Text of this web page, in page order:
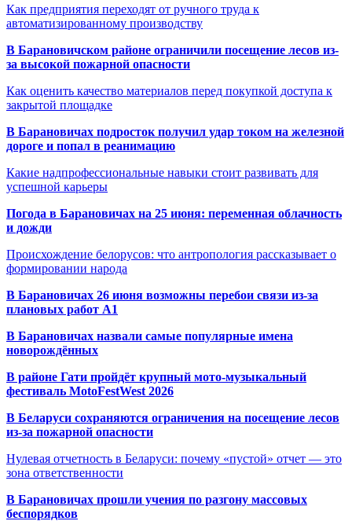
Как предприятия переходят от ручного труда к
автоматизированному производству
В Барановичском районе ограничили посещение лесов из-
за высокой пожарной опасности
Как оценить качество материалов перед покупкой доступа к
закрытой площадке
В Барановичах подросток получил удар током на железной
дороге и попал в реанимацию
Какие надпрофессиональные навыки стоит развивать для
успешной карьеры
Погода в Барановичах на 25 июня: переменная облачность
и дожди
Происхождение белорусов: что антропология рассказывает о
формировании народа
В Барановичах 26 июня возможны перебои связи из-за
плановых работ A1
В Барановичах назвали самые популярные имена
новорождённых
В районе Гати пройдёт крупный мото-музыкальный
фестиваль MotoFestWest 2026
В Беларуси сохраняются ограничения на посещение лесов
из-за пожарной опасности
Нулевая отчетность в Беларуси: почему «пустой» отчет — это
зона ответственности
В Барановичах прошли учения по разгону массовых
беспорядков